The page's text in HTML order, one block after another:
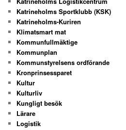
Katrineholms Sportklubb (KSK)
Katrineholms-Kuriren
Klimatsmart mat
Kommunfullmäktige
Kommunplan
Kommunstyrelsens ordförande
Kronprinsessparet
Kultur
Kulturliv
Kungligt besök
Lärare
Logistik